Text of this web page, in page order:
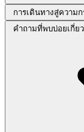
การเดินทางสู่ความ
คำถามที่พบบ่อยเกี่ย